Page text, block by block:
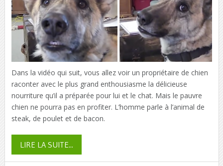
Dans la vidéo qui suit, vous allez voir un propriétaire de chien
raconter avec le plus grand enthousiasme la délicieuse
nourriture qu’il a préparée pour lui et le chat. Mais le pauvre
chien ne pourra pas en profiter. L’homme parle à l’animal de
steak, de poulet et de bacon.
LIRE LA SUITE...